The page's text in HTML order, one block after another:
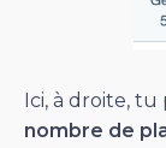
Ici, à droite,
nombre de